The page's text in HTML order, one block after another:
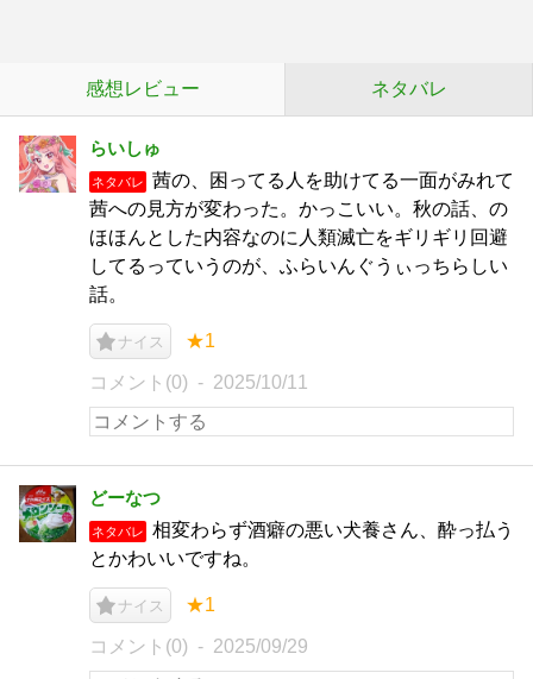
感想レビュー ネタバレ
らいしゅ
ネタバレ
茜の、困ってる人を助けてる一面がみれて
茜への見方が変わった。かっこいい。秋の話、の
ほほんとした内容なのに人類滅亡をギリギリ回避
してるっていうのが、ふらいんぐうぃっちらしい
話。
ナイス ★1
コメント(0) 2025/10/11
どーなつ
ネタバレ
相変わらず酒癖の悪い犬養さん、酔っ払う
とかわいいですね。
ナイス ★1
コメント(0) 2025/09/29